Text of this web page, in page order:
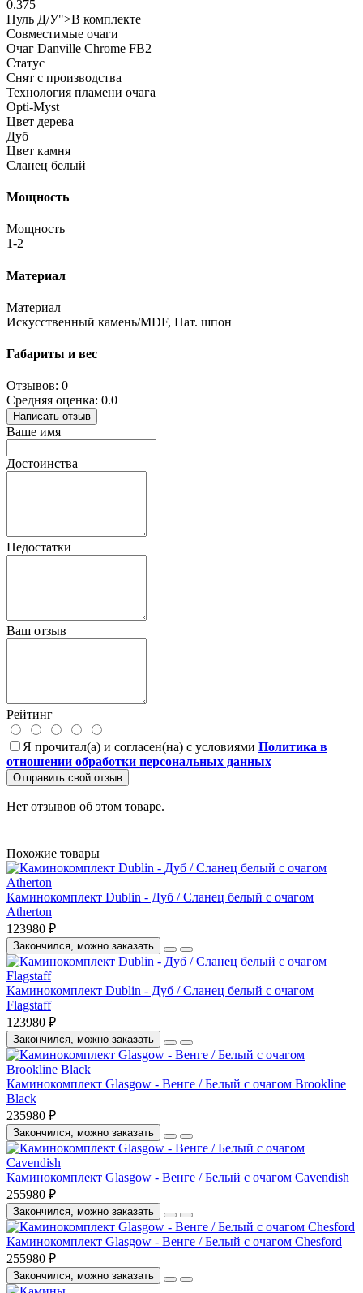
0.375
Пуль Д/У">В комплекте
Совместимые очаги
Очаг Danville Chrome FB2
Статус
Снят с производства
Технология пламени очага
Opti-Myst
Цвет дерева
Дуб
Цвет камня
Сланец белый
Мощность
Мощность
1-2
Материал
Материал
Искусственный камень/MDF, Нат. шпон
Габариты и вес
Отзывов: 0
Средняя оценка: 0.0
Написать отзыв
Ваше имя
Достоинства
Недостатки
Ваш отзыв
Рейтинг
Я прочитал(а) и согласен(на) с условиями Политика в
отношении обработки персональных данных
Отправить свой отзыв
Нет отзывов об этом товаре.
Похожие товары
Каминокомплект Dublin - Дуб / Сланец белый с очагом
Atherton
123980 ₽
Закончился, можно заказать
Каминокомплект Dublin - Дуб / Сланец белый с очагом
Flagstaff
123980 ₽
Закончился, можно заказать
Каминокомплект Glasgow - Венге / Белый с очагом Brookline
Black
235980 ₽
Закончился, можно заказать
Каминокомплект Glasgow - Венге / Белый с очагом Cavendish
255980 ₽
Закончился, можно заказать
Каминокомплект Glasgow - Венге / Белый с очагом Chesford
255980 ₽
Закончился, можно заказать